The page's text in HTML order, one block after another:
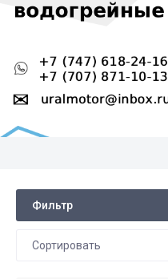
Фильтр
Сортировать